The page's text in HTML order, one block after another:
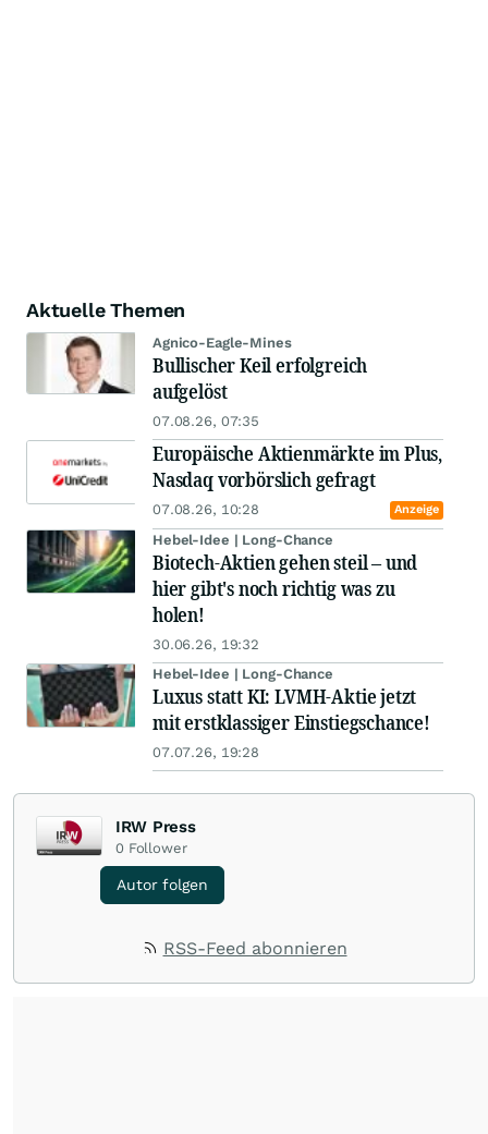
Aktuelle Themen
Agnico-Eagle-Mines
Bullischer Keil erfolgreich
aufgelöst
07.08.26, 07:35
Europäische Aktienmärkte im Plus,
Nasdaq vorbörslich gefragt
07.08.26, 10:28 Anzeige
Hebel-Idee | Long-Chance
Biotech-Aktien gehen steil – und
hier gibt's noch richtig was zu
holen!
30.06.26, 19:32
Hebel-Idee | Long-Chance
Luxus statt KI: LVMH-Aktie jetzt
mit erstklassiger Einstiegschance!
07.07.26, 19:28
IRW Press
0 Follower
Autor folgen
RSS-Feed abonnieren